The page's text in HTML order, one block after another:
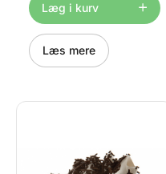
Læg i kurv
Læs mere